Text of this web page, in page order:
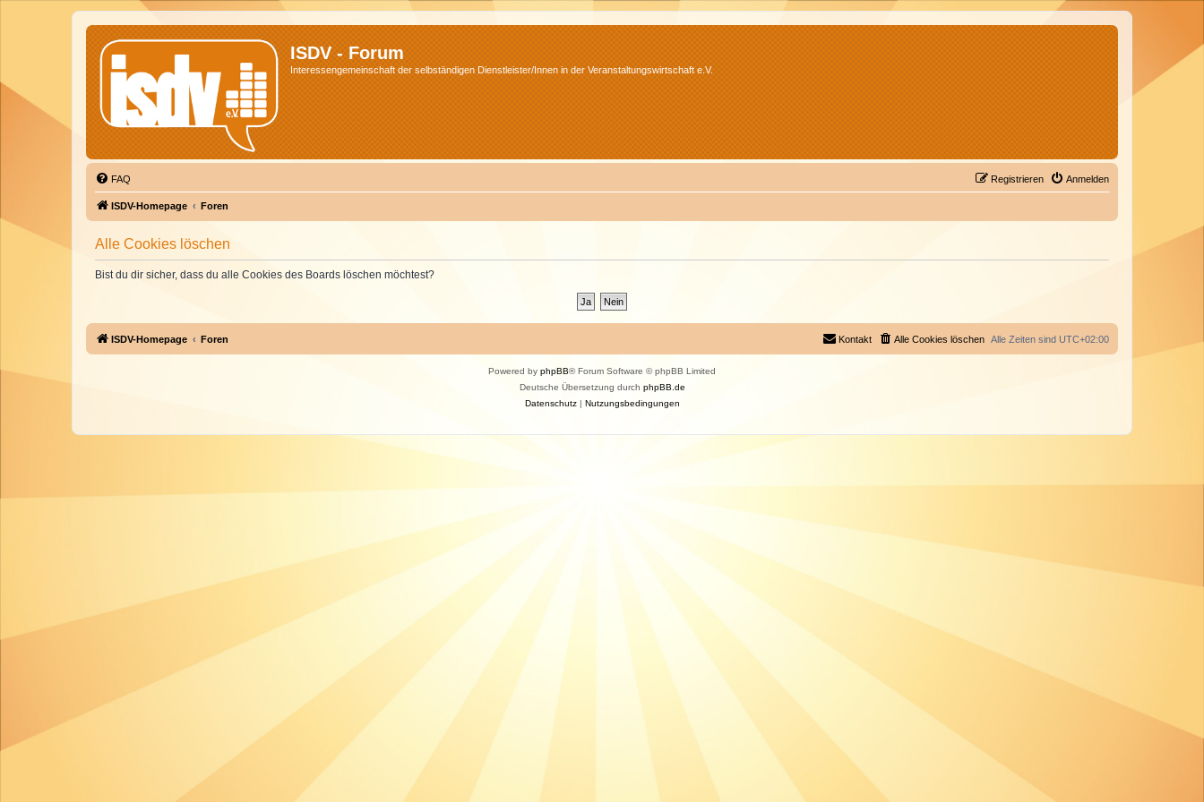
ISDV - Forum
Interessengemeinschaft der selbständigen Dienstleister/Innen in der Veranstaltungswirtschaft e.V.
FAQ Anmelden
Registrieren
ISDV-Homepage Foren
Alle Cookies löschen
Bist du dir sicher, dass du alle Cookies des Boards löschen möchtest?
ISDV-Homepage Foren Alle Zeiten sind UTC+02:00
Alle Cookies löschen
Kontakt
Powered by phpBB® Forum Software © phpBB Limited
Deutsche Übersetzung durch phpBB.de
Datenschutz| Nutzungsbedingungen